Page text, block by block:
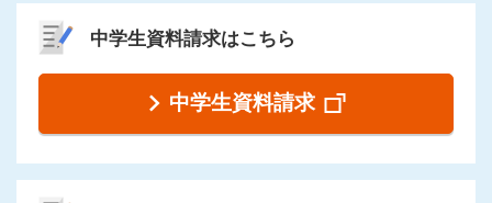
中学生資料請求はこちら
中学生資料請求